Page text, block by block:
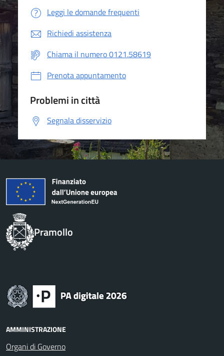
Leggi le domande frequenti
Richiedi assistenza
Chiama il numero 0121.58619
Prenota appuntamento
Problemi in città
Segnala disservizio
Pramollo
AMMINISTRAZIONE
Organi di Governo